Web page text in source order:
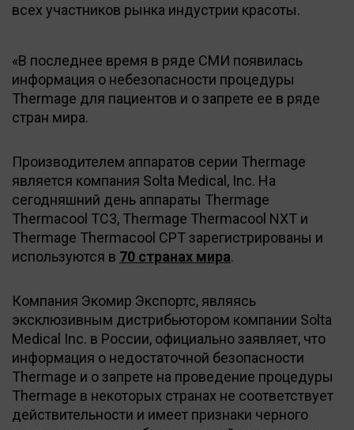
всех участников рынка индустрии красоты.
«В последнее время в ряде СМИ появилась
информация о небезопасности процедуры
Thermage для пациентов и о запрете ее в ряде
стран мира.
Производителем аппаратов серии Thermage
является компания Solta Medical, Inc. На
сегодняшний день аппараты Thermage
Thermacool TС3, Thermage Thermacool NXT и
Thermage Thermacool CPT зарегистрированы и
используются в 70 странах мира.
Компания Экомир Экспортс, являясь
эксклюзивным дистрибьютором компании Solta
Medical Inc. в России, официально заявляет, что
информация о недостаточной безопасности
Thermage и о запрете на проведение процедуры
Thermage в некоторых странах не соответствует
действительности и имеет признаки черного